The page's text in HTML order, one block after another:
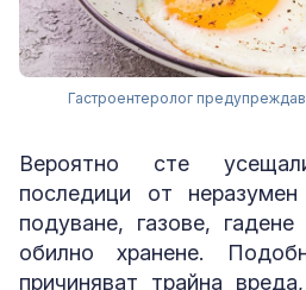
Гастроентеролог
Вероятно сте
последици от
подуване, газове,
обилно хранене.
причиняват трайна